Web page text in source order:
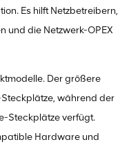
Es hilft Netzbetreibern,
und die Netzwerk-OPEX
Der größere
während der
Steckplätze verfügt.
Hardware und